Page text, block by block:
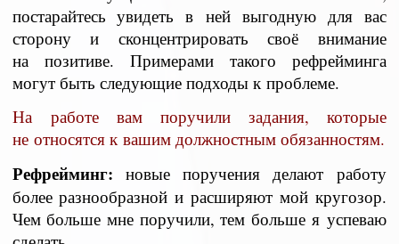
постарайтесь увидеть в ней выгодную для вас
сторону и сконцентрировать своё внимание
на позитиве. Примерами такого рефрейминга
могут быть следующие подходы к проблеме.
На работе вам поручили задания, которые
не относятся к вашим должностным обязанностям.
Рефрейминг: новые поручения делают работу
более разнообразной и расширяют мой кругозор.
Чем больше мне поручили, тем больше я успеваю